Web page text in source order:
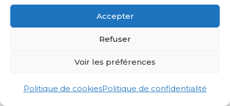
Accepter
Refuser
Voir les préférences
Politique de cookiesPolitique de confidentialité
disponible.
« Que ferez-vous pour les enfants en difficulté? »
Joyce Echaquan.